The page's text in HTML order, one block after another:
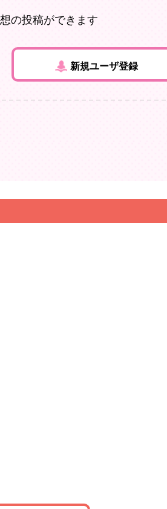
の投稿ができます
新規ユーザ登録